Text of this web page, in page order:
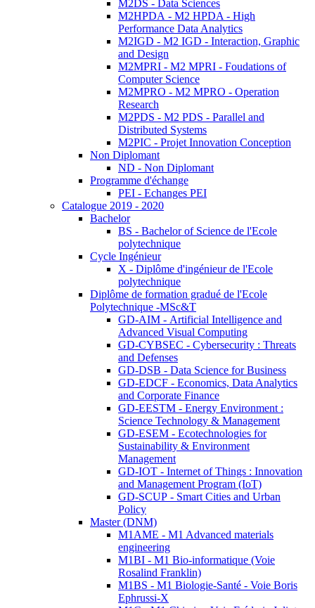
M2DS - Data Sciences
M2HPDA - M2 HPDA - High
Performance Data Analytics
M2IGD - M2 IGD - Interaction, Graphic
and Design
M2MPRI - M2 MPRI - Foudations of
Computer Science
M2MPRO - M2 MPRO - Operation
Research
M2PDS - M2 PDS - Parallel and
Distributed Systems
M2PIC - Projet Innovation Conception
Non Diplomant
ND - Non Diplomant
Programme d'échange
PEI - Echanges PEI
Catalogue 2019 - 2020
Bachelor
BS - Bachelor of Science de l'Ecole
polytechnique
Cycle Ingénieur
X - Diplôme d'ingénieur de l'Ecole
polytechnique
Diplôme de formation gradué de l'Ecole
Polytechnique -MSc&T
GD-AIM - Artificial Intelligence and
Advanced Visual Computing
GD-CYBSEC - Cybersecurity : Threats
and Defenses
GD-DSB - Data Science for Business
GD-EDCF - Economics, Data Analytics
and Corporate Finance
GD-EESTM - Energy Environment :
Science Technology & Management
GD-ESEM - Ecotechnologies for
Sustainability & Environment
Management
GD-IOT - Internet of Things : Innovation
and Management Program (IoT)
GD-SCUP - Smart Cities and Urban
Policy
Master (DNM)
M1AME - M1 Advanced materials
engineering
M1BI - M1 Bio-informatique (Voie
Rosalind Franklin)
M1BS - M1 Biologie-Santé - Voie Boris
Ephrussi-X